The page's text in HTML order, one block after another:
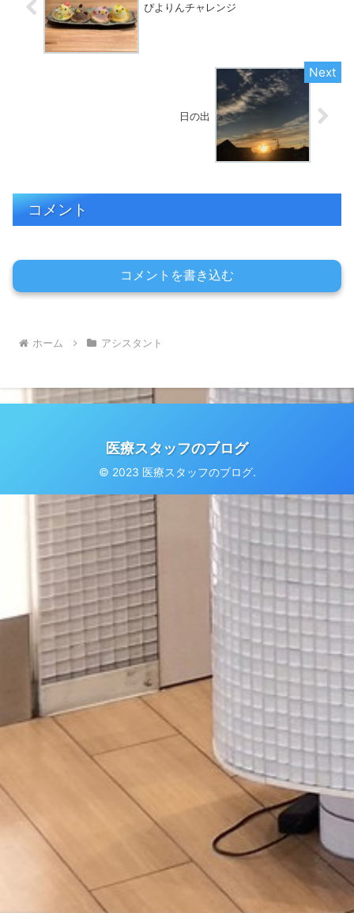
ぴよりんチャレンジ
日の出
コメント
コメントを書き込む
ホーム アシスタント
医療スタッフのブログ
© 2023 医療スタッフのブログ.